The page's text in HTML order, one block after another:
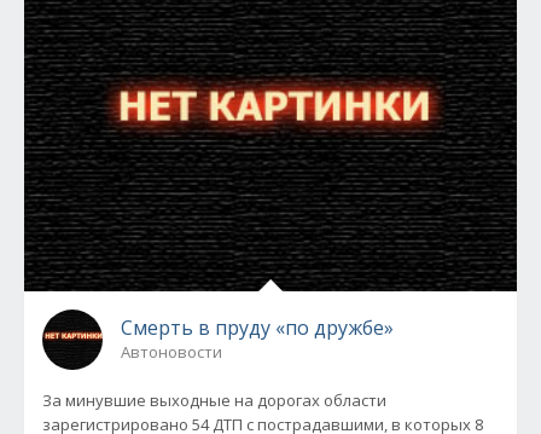
Смерть в пруду «по дружбе»
Автоновости
За минувшие выходные на дорогах области
зарегистрировано 54 ДТП с пострадавшими, в которых 8